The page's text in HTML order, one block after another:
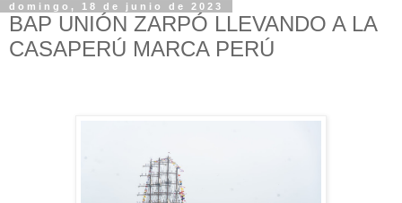
domingo, 18 de junio de 2023
BAP UNIÓN ZARPÓ LLEVANDO A LA
CASAPERÚ MARCA PERÚ